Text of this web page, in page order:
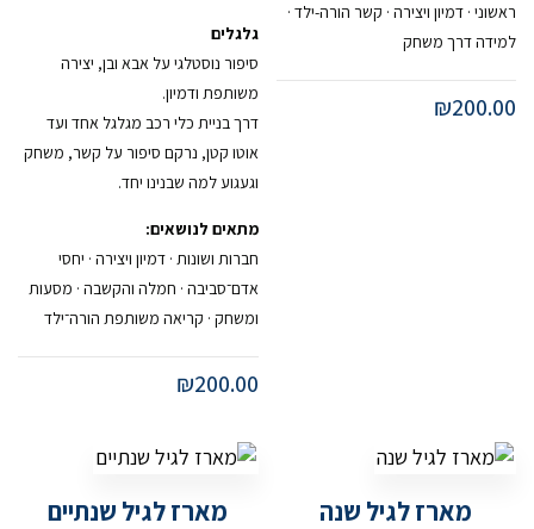
ראשוני · דמיון ויצירה · קשר הורה-ילד ·
למידה דרך משחק
₪200.00
גלגלים
סיפור נוסטלגי על אבא ובן, יצירה
משותפת ודמיון.
דרך בניית כלי רכב מגלגל אחד ועד
אוטו קטן, נרקם סיפור על קשר, משחק
וגעגוע למה שבנינו יחד.
מתאים לנושאים:
חברות ושונות · דמיון ויצירה · יחסי
אדם־סביבה · חמלה והקשבה · מסעות
ומשחק · קריאה משותפת הורה־ילד
₪200.00
מארז לגיל שנה מארז לגיל שנתיים